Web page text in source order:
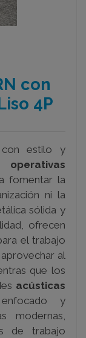
con
4P
con estilo y
fomentar la
ni la
sólida y
ofrecen
el trabajo
al
que los
acústicas
y
modernas,
de trabajo